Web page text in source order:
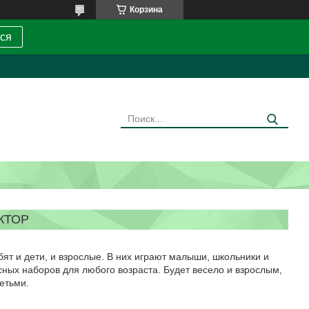
Корзина
и дети, и взрослые. В них играют малыши, школьники и
наборов для любого возраста. Будет весело и взрослым,